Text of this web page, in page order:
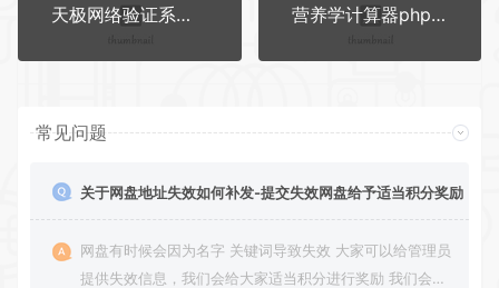
天极网络验证系统3.0源码 修复版带易模块源码
营养学计算器php源码 可做引流源码
常见问题
关于网盘地址失效如何补发-提交失效网盘给予适当积分奖励
网盘有时候会因为名字 关键词导致失效 大家可以给管理员
提供失效信息，我们会给大家适当积分进行奖励 我们会第